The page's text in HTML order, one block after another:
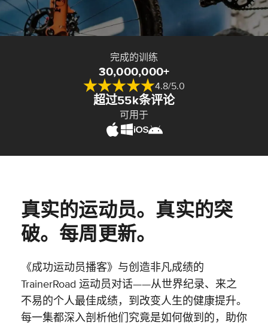
完成的训练
30,000,000+
4.8/5.0
超过55k条评论
可用于
真实的运动员。真实的突
破。每周更新。
《成功运动员播客》与创造非凡成绩的
TrainerRoad 运动员对话——从世界纪录、来之
不易的个人最佳成绩，到改变人生的健康提升。
每一集都深入剖析他们究竟是如何做到的，助你